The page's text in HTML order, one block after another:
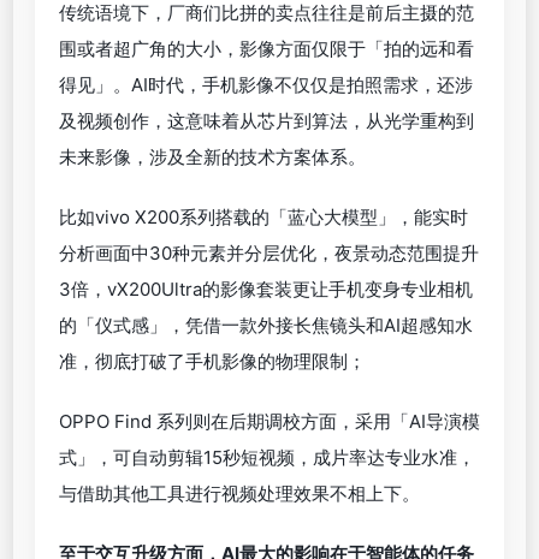
传统语境下，厂商们比拼的卖点往往是前后主摄的范
围或者超广角的大小，影像方面仅限于「拍的远和看
得见」。AI时代，手机影像不仅仅是拍照需求，还涉
及视频创作，这意味着从芯片到算法，从光学重构到
未来影像，涉及全新的技术方案体系。
比如vivo X200系列搭载的「蓝心大模型」，能实时
分析画面中30种元素并分层优化，夜景动态范围提升
3倍，vX200Ultra的影像套装更让手机变身专业相机
的「仪式感」，凭借一款外接长焦镜头和AI超感知水
准，彻底打破了手机影像的物理限制；
OPPO Find 系列则在后期调校方面，采用「AI导演模
式」，可自动剪辑15秒短视频，成片率达专业水准，
与借助其他工具进行视频处理效果不相上下。
至于交互升级方面，AI最大的影响在于智能体的任务